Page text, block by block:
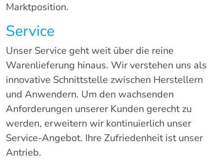
Marktposition.
Service
Unser Service geht weit über die reine
Warenlieferung hinaus. Wir verstehen uns als
innovative Schnittstelle zwischen Herstellern
und Anwendern. Um den wachsenden
Anforderungen unserer Kunden gerecht zu
werden, erweitern wir kontinuierlich unser
Service-Angebot. Ihre Zufriedenheit ist unser
Antrieb.